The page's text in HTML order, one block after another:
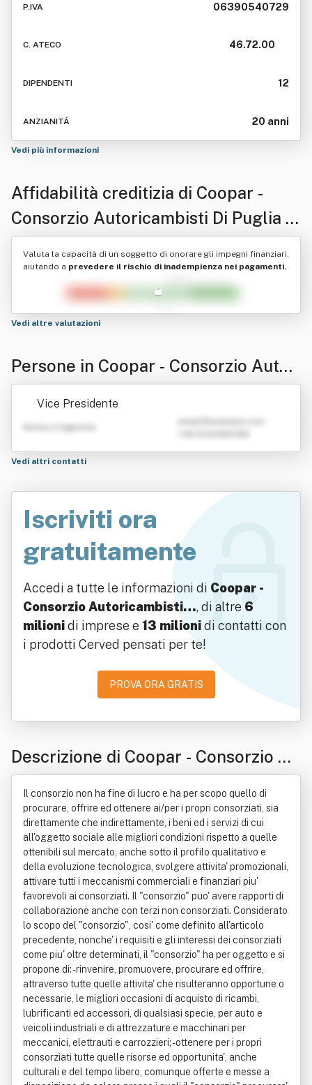
P.IVA 06390540729
C. ATECO 46.72.00
DIPENDENTI 12
ANZIANITÁ 20 anni
Vedi più informazioni
Affidabilità creditizia di Coopar -
Consorzio Autoricambisti Di Puglia E
Basilicata
Valuta la capacità di un soggetto di onorare gli impegni finanziari,
aiutando a prevedere il rischio di inadempienza nei pagamenti.
Vedi altre valutazioni
Persone in Coopar - Consorzio Autori
cambisti Di Puglia E Basilicata
Vice Presidente
Nome e Cognome
Vedi altri contatti
Iscriviti ora
gratuitamente
Accedi a tutte le informazioni di Coopar -
Consorzio Autoricambisti…, di altre 6
milionidi imprese e 13 milionidi contatti con
i prodotti Cerved pensati per te!
PROVA ORA GRATIS
Descrizione di Coopar - Consorzio Au
toricambisti Di Puglia E Basilicata
Il consorzio non ha fine di lucro e ha per scopo quello di
procurare, offrire ed ottenere ai/per i propri consorziati, sia
direttamente che indirettamente, i beni ed i servizi di cui
all'oggetto sociale alle migliori condizioni rispetto a quelle
ottenibili sul mercato, anche sotto il profilo qualitativo e
della evoluzione tecnologica, svolgere attivita' promozionali,
attivare tutti i meccanismi commerciali e finanziari piu'
favorevoli ai consorziati. Il "consorzio" puo' avere rapporti di
collaborazione anche con terzi non consorziati. Considerato
lo scopo del "consorzio", cosi' come definito all'articolo
precedente, nonche' i requisiti e gli interessi dei consorziati
come piu' oltre determinati, il "consorzio" ha per oggetto e si
propone di: - rinvenire, promuovere, procurare ed offrire,
attraverso tutte quelle attivita' che risulteranno opportune o
necessarie, le migliori occasioni di acquisto di ricambi,
lubrificanti ed accessori, di qualsiasi specie, per auto e
veicoli industriali e di attrezzature e macchinari per
meccanici, elettrauti e carrozzieri; - ottenere per i propri
consorziati tutte quelle risorse ed opportunita', anche
culturali e del tempo libero, comunque offerte e messe a